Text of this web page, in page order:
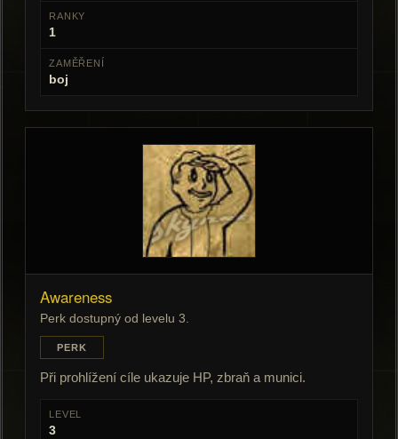
RANKY
1
ZAMĚŘENÍ
boj
Awareness
Perk dostupný od levelu 3.
PERK
Při prohlížení cíle ukazuje HP, zbraň a munici.
LEVEL
3